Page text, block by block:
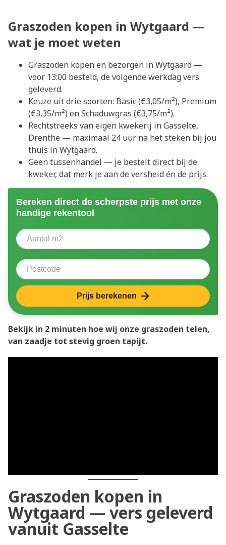
Graszoden kopen in Wytgaard —
wat je moet weten
Graszoden kopen en bezorgen in Wytgaard —
voor 13:00 besteld, de volgende werkdag vers
geleverd.
Keuze uit drie soorten: Basic (€3,05/m²), Premium
(€3,35/m²) en Schaduwgras (€3,75/m²).
Rechtstreeks van eigen kwekerij in Gasselte,
Drenthe — maximaal 24 uur na het steken bij jou
thuis in Wytgaard.
Geen tussenhandel — je bestelt direct bij de
kweker, dat merk je aan de versheid én de prijs.
Bereken direct de scherpste prijs met onze
handige rekentool
Aantal vierkante meter
Postcode
Prijs berekenen
Bekijk in 2 minuten hoe wij onze graszoden telen,
van zaadje tot stevig groen tapijt.
Graszoden kopen in
Wytgaard — vers geleverd
vanuit Gasselte